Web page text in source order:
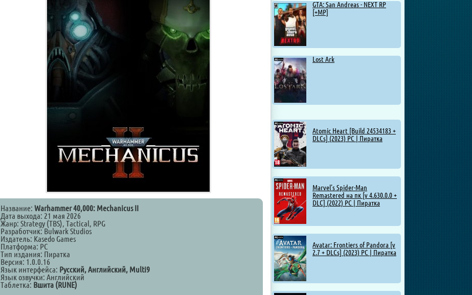
GTA: San Andreas - NEXT RP
[+MP]
Lost Ark
Atomic Heart [Build 24534183 +
DLCs] (2023) PC | Пиратка
Marvel’s Spider-Man
Remastered на пк [v 4.630.0.0 +
DLC] (2022) PC | Пиратка
Avatar: Frontiers of Pandora [v
2.7 + DLCs] (2023) PC | Пиратка
Название: Warhammer 40,000: Mechanicus II
Дата выхода: 21 мая 2026
Жанр: Strategy (TBS), Tactical, RPG
Разработчик: Bulwark Studios
Издатель: Kasedo Games
Платформа: PC
Тип издания: Пиратка
Версия: 1.0.0.16
Язык интерфейса: Русский, Английский, Multi9
Язык озвучки: Английский
Таблетка: Вшита (RUNE)